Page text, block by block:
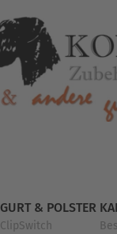
GURT & POLSTER
ClipSwitch